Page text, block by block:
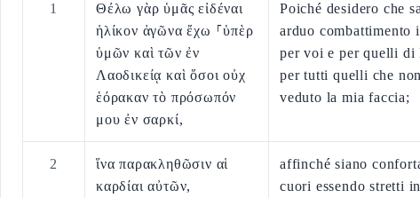
1
Θέλω γὰρ ὑμᾶς εἰδέναι
ἡλίκον ἀγῶνα ἔχω ⸀ὑπὲρ
ὑμῶν καὶ τῶν ἐν
Λαοδικείᾳ καὶ ὅσοι οὐχ
ἑόρακαν τὸ πρόσωπόν
μου ἐν σαρκί,
Poiché desidero che
arduo combattimento
per voi e per quelli di
per tutti quelli che
veduto la mia faccia;
2
ἵνα παρακληθῶσιν αἱ
καρδίαι αὐτῶν,
affinché siano
cuori essendo stretti